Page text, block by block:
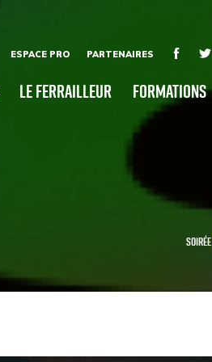
ESPACE PRO PARTENAIRES
Le Ferrailleur Formations
soirée